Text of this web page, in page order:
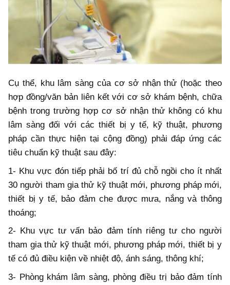
Cụ thể, khu lâm sàng của cơ sở nhận thử (hoặc theo
hợp đồng/văn bản liên kết với cơ sở khám bệnh, chữa
bệnh trong trường hợp cơ sở nhận thử không có khu
lâm sàng đối với các thiết bị y tế, kỹ thuật, phương
pháp cần thực hiện tại cộng đồng) phải đáp ứng các
tiêu chuẩn kỹ thuật sau đây:
1- Khu vực đón tiếp phải bố trí đủ chỗ ngồi cho ít nhất
30 người tham gia thử kỹ thuật mới, phương pháp mới,
thiết bị y tế, bảo đảm che được mưa, nắng và thông
thoáng;
2- Khu vực tư vấn bảo đảm tính riêng tư cho người
tham gia thử kỹ thuật mới, phương pháp mới, thiết bị y
tế có đủ điều kiện về nhiệt độ, ánh sáng, thông khí;
3- Phòng khám lâm sàng, phòng điều trị bảo đảm tính